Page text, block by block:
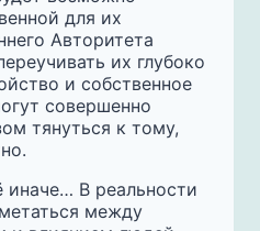
для их
Авторитета
их глубоко
и собственное
совершенно
тянуться к тому,
иначе… В реальности
между